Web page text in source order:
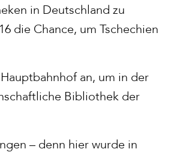
in Deutschland zu
die Chance, um Tschechien
an, um in der
Bibliothek der
– denn hier wurde in